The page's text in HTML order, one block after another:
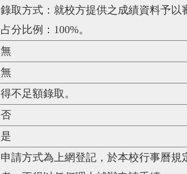
錄取方式：就校方提供之成績資料予以
占分比例： 100%。
無
無
得不足額錄取。
否
是
申請方式為上網登記，於本校行事曆